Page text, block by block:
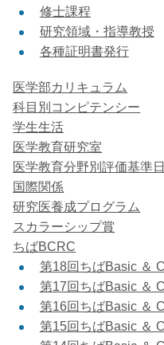
修士課程
研究領域・指導教授
各種証明書発行
医学部カリキュラム
科目別コンピテンシー
学生生活
医学教育研究室
医学教育分野別評価基準
国際関係
研究医養成プログラム
スカラーシップ賞
ちばBCRC
第18回ちばBasic ＆
第17回ちばBasic ＆
第16回ちばBasic ＆
第15回ちばBasic ＆